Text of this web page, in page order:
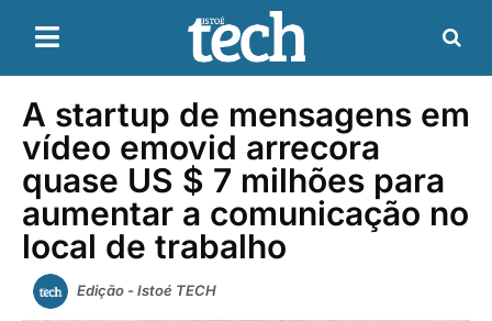
A startup de mensagens em
vídeo emovid arrecora
quase US $ 7 milhões para
aumentar a comunicação no
local de trabalho
Edição - Istoé TECH